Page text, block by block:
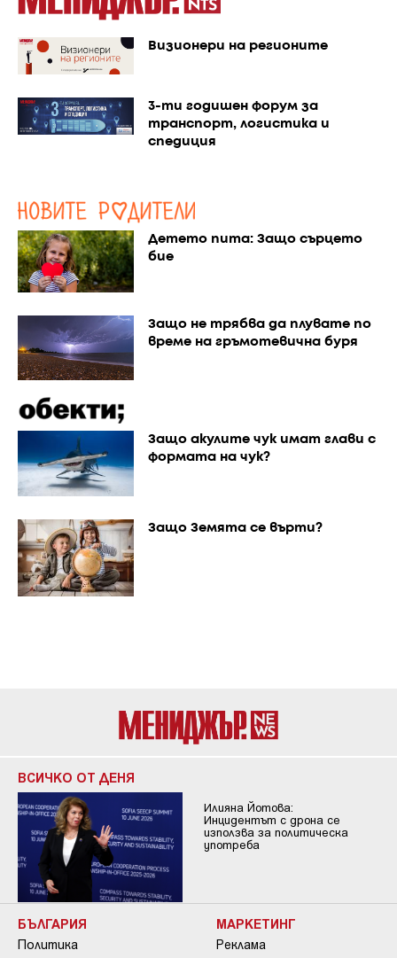
Визионери на регионите
3-ти годишен форум за
транспорт, логистика и
спедиция
Детето пита: Защо сърцето
бие
Защо не трябва да плувате по
време на гръмотевична буря
Защо акулите чук имат глави с
формата на чук?
Защо Земята се върти?
ВСИЧКО ОТ ДЕНЯ
Илияна Йотова:
Инцидентът с дрона се
използва за политическа
употреба
БЪЛГАРИЯ
Политика
МАРКЕТИНГ
Реклама